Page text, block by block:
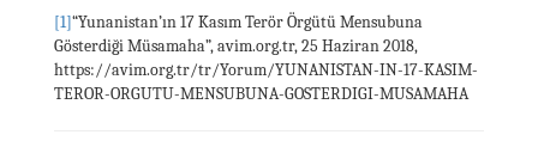
[1]“Yunanistan’ın 17 Kasım Terör Örgütü Mensubuna
Gösterdiği Müsamaha”, avim.org.tr, 25 Haziran 2018,
https://avim.org.tr/tr/Yorum/YUNANISTAN-IN-17-KASIM-
TEROR-ORGUTU-MENSUBUNA-GOSTERDIGI-MUSAMAHA